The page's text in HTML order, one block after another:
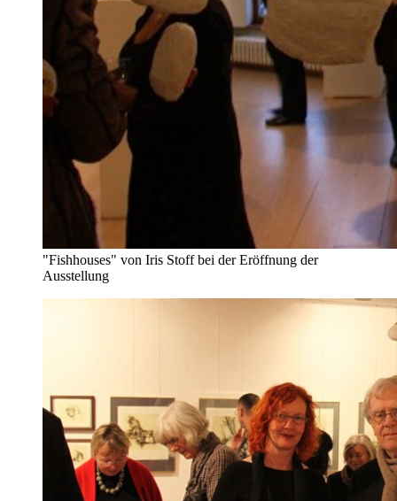
"Fishhouses" von Iris Stoff bei der Eröffnung der
Ausstellung